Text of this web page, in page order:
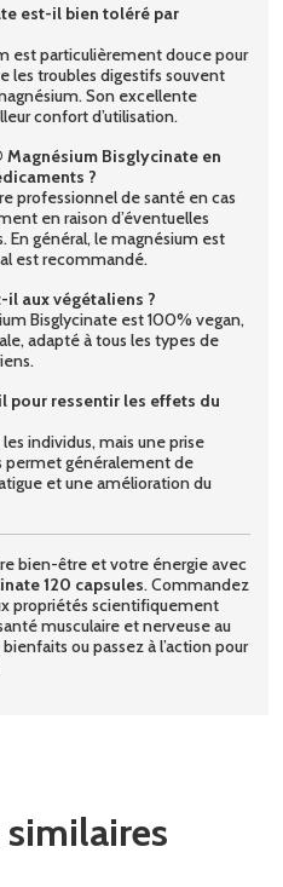
est-il bien toléré par
est particulièrement douce pour
les troubles digestifs souvent
Son excellente
confort d’utilisation.
Magnésium Bisglycinate en
?
professionnel de santé en cas
en raison d’éventuelles
général, le magnésium est
est recommandé.
il aux végétaliens ?
Bisglycinate est 100% vegan,
adapté à tous les types de
pour ressentir les effets du
individus, mais une prise
permet généralement de
et une amélioration du
bien-être et votre énergie avec
120 capsules. Commandez
propriétés scientifiquement
musculaire et nerveuse au
ou passez à l’action pour